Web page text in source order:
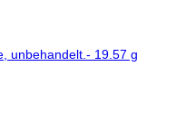
unbehandelt.- 19.57 g